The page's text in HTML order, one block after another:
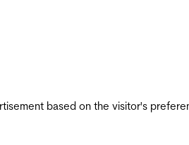
based on the visitor's